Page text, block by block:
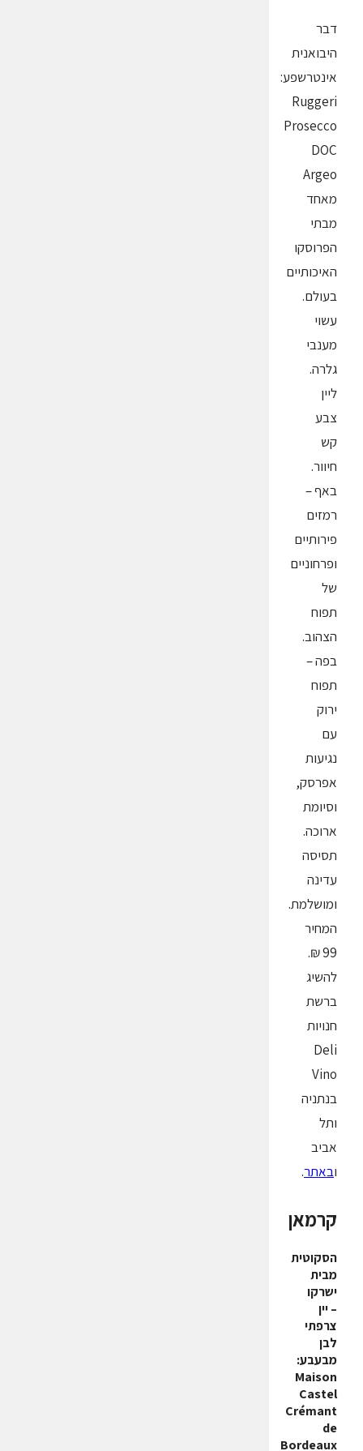
דבר
היבואנית
אינטרשפע:
Ruggeri
Prosecco
DOC
Argeo
מאחד
מבתי
הפרוסקו
האיכותיים
בעולם.
עשוי
מענבי
גלרה.
ליין
צבע
קש
חיוור.
באף –
רמזים
פירותיים
ופרחוניים
של
תפוח
הצהוב.
בפה –
תפוח
ירוק
עם
נגיעות
אפרסק,
וסיומת
ארוכה.
תסיסה
עדינה
ומושלמת.
המחיר
99 ₪.
להשיג
ברשת
חנויות
Deli
Vino
בנתניה
ותל
אביב
ובאתר.
קרמאן
הסקוטית
מבית
ישרקו
– יין
צרפתי
לבן
מבעבע:
Maison
Castel
Crémant
de
Bordeaux